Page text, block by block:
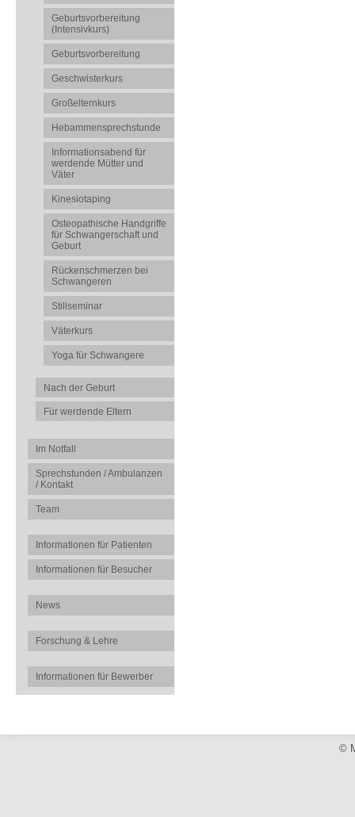
Geburtsvorbereitung
(Intensivkurs)
Geburtsvorbereitung
Geschwisterkurs
Großelternkurs
Hebammensprechstunde
Informationsabend für
werdende Mütter und
Väter
Kinesiotaping
Osteopathische Handgriffe
für Schwangerschaft und
Geburt
Rückenschmerzen bei
Schwangeren
Stillseminar
Väterkurs
Yoga für Schwangere
Nach der Geburt
Für werdende Eltern
Im Notfall
Sprechstunden / Ambulanzen
/ Kontakt
Team
Informationen für Patienten
Informationen für Besucher
News
Forschung & Lehre
Informationen für Bewerber
©